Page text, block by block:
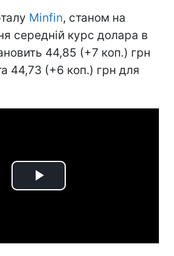
Minfin, станом на
середній курс долара в
44,85 (+7 коп.) грн
44,73 (+6 коп.) грн для
Play